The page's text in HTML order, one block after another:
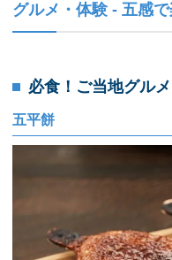
グルメ・体験 - 五感
必食！ご当地グルメ
五平餅